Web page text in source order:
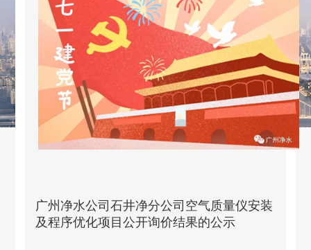
广州净水公司石井净分公司空气质量仪安装
及程序优化项目公开询价结果的公示